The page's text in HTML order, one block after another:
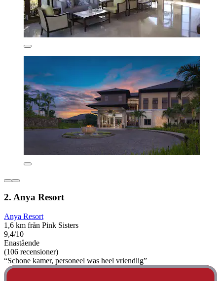
2. Anya Resort
Anya Resort
1,6 km från Pink Sisters
9,4/10
Enastående
(106 recensioner)
“Schone kamer, personeel was heel vriendlig”